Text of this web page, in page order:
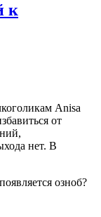
к
Anisa
от
нет. В